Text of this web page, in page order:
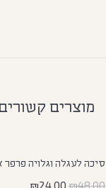
מוצרים
סיכה לעגלה וגלויה
₪48.00
₪24.00